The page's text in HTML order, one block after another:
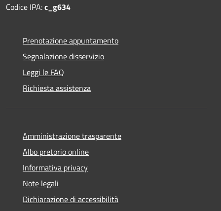
Codice IPA:c_g634
Prenotazione appuntamento
Segnalazione disservizio
Leggi le FAQ
Richiesta assistenza
Amministrazione trasparente
Albo pretorio online
Informativa privacy
Note legali
Dichiarazione di accessibilità